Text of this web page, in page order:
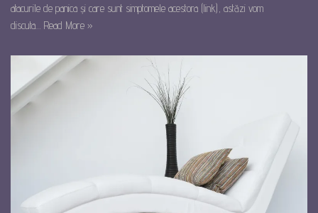
atacurile de panica și care sunt simptomele acestora (link), astăzi vom
discuta… Read More »